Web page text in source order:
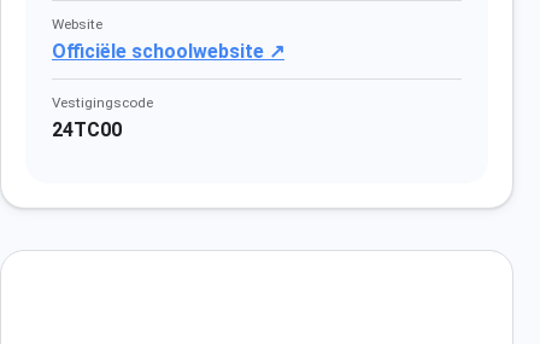
Website
Officiële schoolwebsite ↗
Vestigingscode
24TC00